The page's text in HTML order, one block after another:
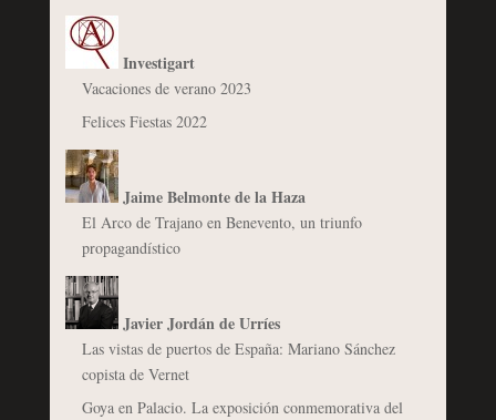
Investigart
Vacaciones de verano 2023
Felices Fiestas 2022
Jaime Belmonte de la Haza
El Arco de Trajano en Benevento, un triunfo
propagandístico
Javier Jordán de Urríes
Las vistas de puertos de España: Mariano Sánchez
copista de Vernet
Goya en Palacio. La exposición conmemorativa del